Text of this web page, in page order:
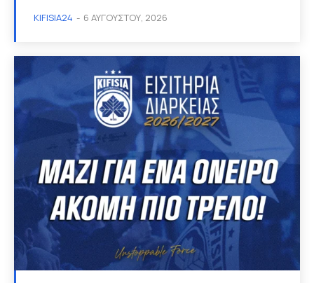
KIFISIA24 - 6 ΑΥΓΟΎΣΤΟΥ, 2026